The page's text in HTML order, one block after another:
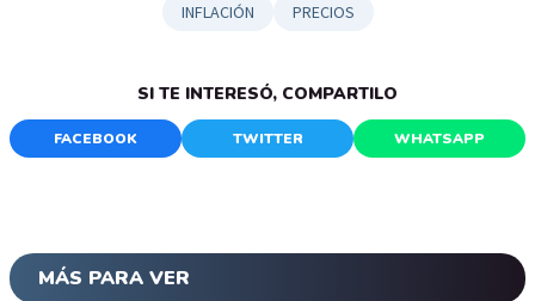
INFLACIÓN PRECIOS
SI TE INTERESÓ, COMPARTILO
FACEBOOK TWITTER WHATSAPP
MÁS PARA VER